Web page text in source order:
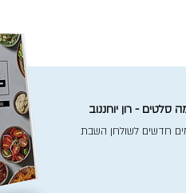
סלטים - רון יוחננוב
חדשים לשולחן השבת